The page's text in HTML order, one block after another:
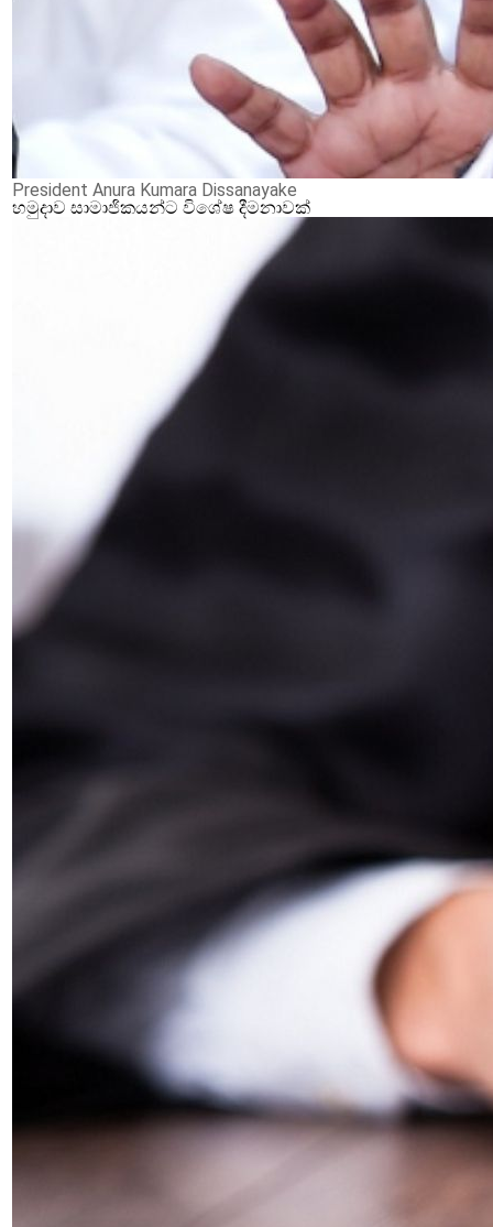
President Anura Kumara Dissanayake
හමුදාව සාමාජිකයන්ට විශේෂ දීමනාවක්